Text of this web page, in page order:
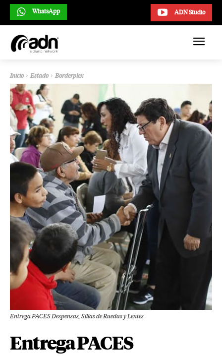
ADN Studio
WhatsApp
Inicio Estado Borderplex
Entrega PACES Despensas, Sillas de Ruedas y Lentes
Entrega PACES